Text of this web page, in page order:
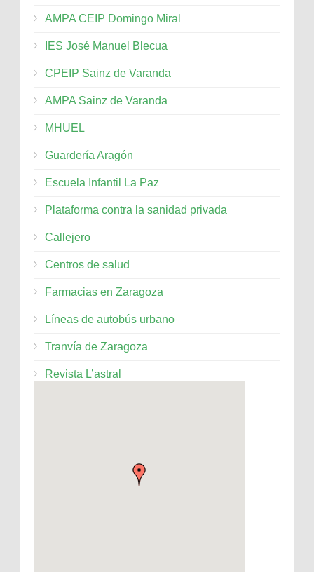
AMPA CEIP Domingo Miral
IES José Manuel Blecua
CPEIP Sainz de Varanda
AMPA Sainz de Varanda
MHUEL
Guardería Aragón
Escuela Infantil La Paz
Plataforma contra la sanidad privada
Callejero
Centros de salud
Farmacias en Zaragoza
Líneas de autobús urbano
Tranvía de Zaragoza
Revista L’astral